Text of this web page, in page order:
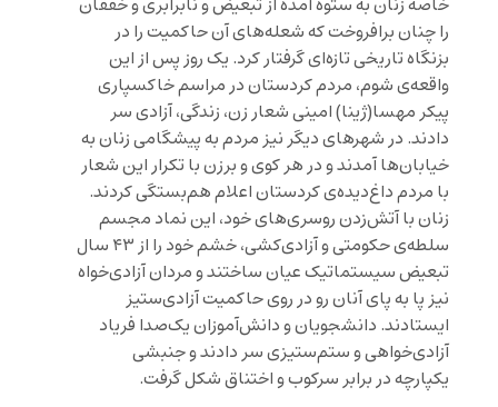
خاصه زنان به ستوه آمده از تبعیض و نابرابری و خفقان
را چنان برافروخت که شعله‌های آن حاکمیت را در
بزنگاه تاریخی تازه‌ای گرفتار کرد. یک روز پس از این
واقعه‌ی شوم، مردم کردستان در مراسم خاکسپاری
پیکر مهسا(ژینا) امینی شعار زن، زندگی، آزادی سر
دادند. در شهرهای دیگر نیز مردم به پیشگامی زنان به
خیابان‌ها آمدند و در هر کوی و برزن با تکرار این شعار
با مردم داغ‌دیده‌ی کردستان اعلام هم‌بستگی کردند.
زنان با آتش‌زدن روسری‌های خود، این نماد مجسم
سلطه‌ی حکومتی و آزادی‌کشی، خشم خود را از ۴۳ سال
تبعیض سیستماتیک عیان ساختند و مردان آزادی‌خواه
نیز پا به پای آنان رو در روی حاکمیت آزادی‌ستیز
ایستادند. دانشجویان و دانش‌آموزان یک‌صدا فریاد
آزادی‌خواهی و ستم‌ستیزی سر دادند و جنبشی
یکپارچه در برابر سرکوب و اختناق شکل گرفت.